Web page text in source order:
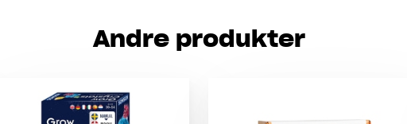
Andre produkter